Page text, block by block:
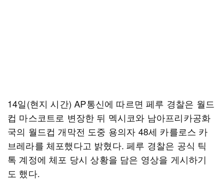
14일(현지 시간) AP통신에 따르면 페루 경찰은 월드
컵 마스코트로 변장한 뒤 멕시코와 남아프리카공화
국의 월드컵 개막전 도중 용의자 48세 카를로스 카
브레라를 체포했다고 밝혔다. 페루 경찰은 공식 틱
톡 계정에 체포 당시 상황을 담은 영상을 게시하기
도 했다.